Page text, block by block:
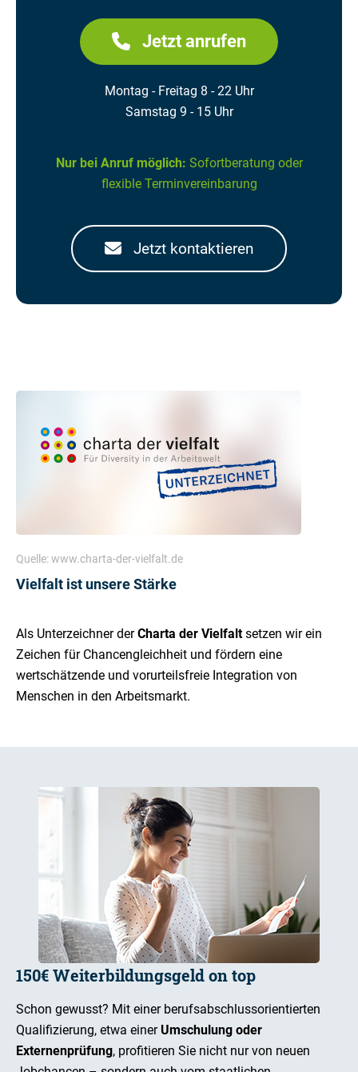
Jetzt anrufen
Montag - Freitag 8 - 22 Uhr
Samstag 9 - 15 Uhr
Nur bei Anruf möglich: Sofortberatung oder
flexible Terminvereinbarung
Jetzt kontaktieren
Quelle: www.charta-der-vielfalt.de
Vielfalt ist unsere Stärke
Als Unterzeichner derCharta der Vielfaltsetzen wir ein
Zeichen für Chancengleichheit und fördern eine
wertschätzende und vorurteilsfreie Integration von
Menschen in den Arbeitsmarkt.
150€ Weiterbildungsgeld on top
Schon gewusst? Mit einer berufsabschlussorientierten
Qualifizierung, etwa einer Umschulung oder
Externenprüfung, profitieren Sie nicht nur von neuen